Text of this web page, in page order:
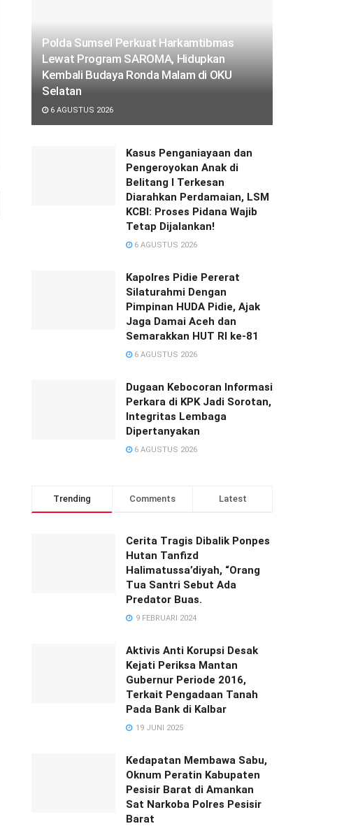
Polda Sumsel Perkuat Harkamtibmas
Lewat Program SAROMA, Hidupkan
Kembali Budaya Ronda Malam di OKU
Selatan
6 AGUSTUS 2026
Kasus Penganiayaan dan
Pengeroyokan Anak di
Belitang I Terkesan
Diarahkan Perdamaian, LSM
KCBI: Proses Pidana Wajib
Tetap Dijalankan!
6 AGUSTUS 2026
‎‎Kapolres Pidie Pererat
Silaturahmi Dengan
Pimpinan HUDA Pidie, Ajak
Jaga Damai Aceh dan
Semarakkan HUT RI ke-81
6 AGUSTUS 2026
Dugaan Kebocoran Informasi
Perkara di KPK Jadi Sorotan,
Integritas Lembaga
Dipertanyakan
6 AGUSTUS 2026
Trending Comments Latest
Cerita Tragis Dibalik Ponpes
Hutan Tanfizd
Halimatussa’diyah, “Orang
Tua Santri Sebut Ada
Predator Buas.
9 FEBRUARI 2024
Aktivis Anti Korupsi Desak
Kejati Periksa Mantan
Gubernur Periode 2016,
Terkait Pengadaan Tanah
Pada Bank di Kalbar
19 JUNI 2025
Kedapatan Membawa Sabu,
Oknum Peratin Kabupaten
Pesisir Barat di Amankan
Sat Narkoba Polres Pesisir
Barat